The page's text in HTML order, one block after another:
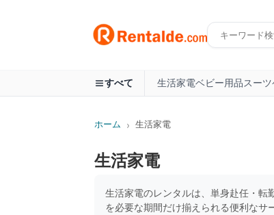
すべて 生活家電ベビー用品スー
ホーム › 生活家電
生活家電
生活家電のレンタルは、単身赴任・転
を必要な期間だけ揃えられる便利なサ